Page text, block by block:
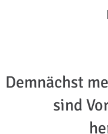
Demnächst
sind